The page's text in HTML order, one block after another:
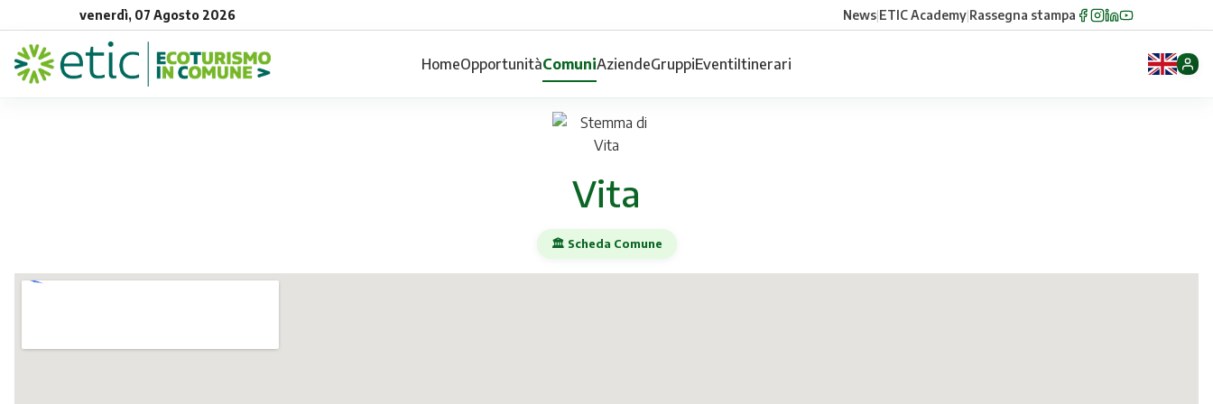
venerdì, 07 Agosto 2026 News|ETIC Academy|Rassegna stampa
HomeOpportunitàComuniAziendeGruppiEventiItinerari
Vita
🏛️ Scheda Comune